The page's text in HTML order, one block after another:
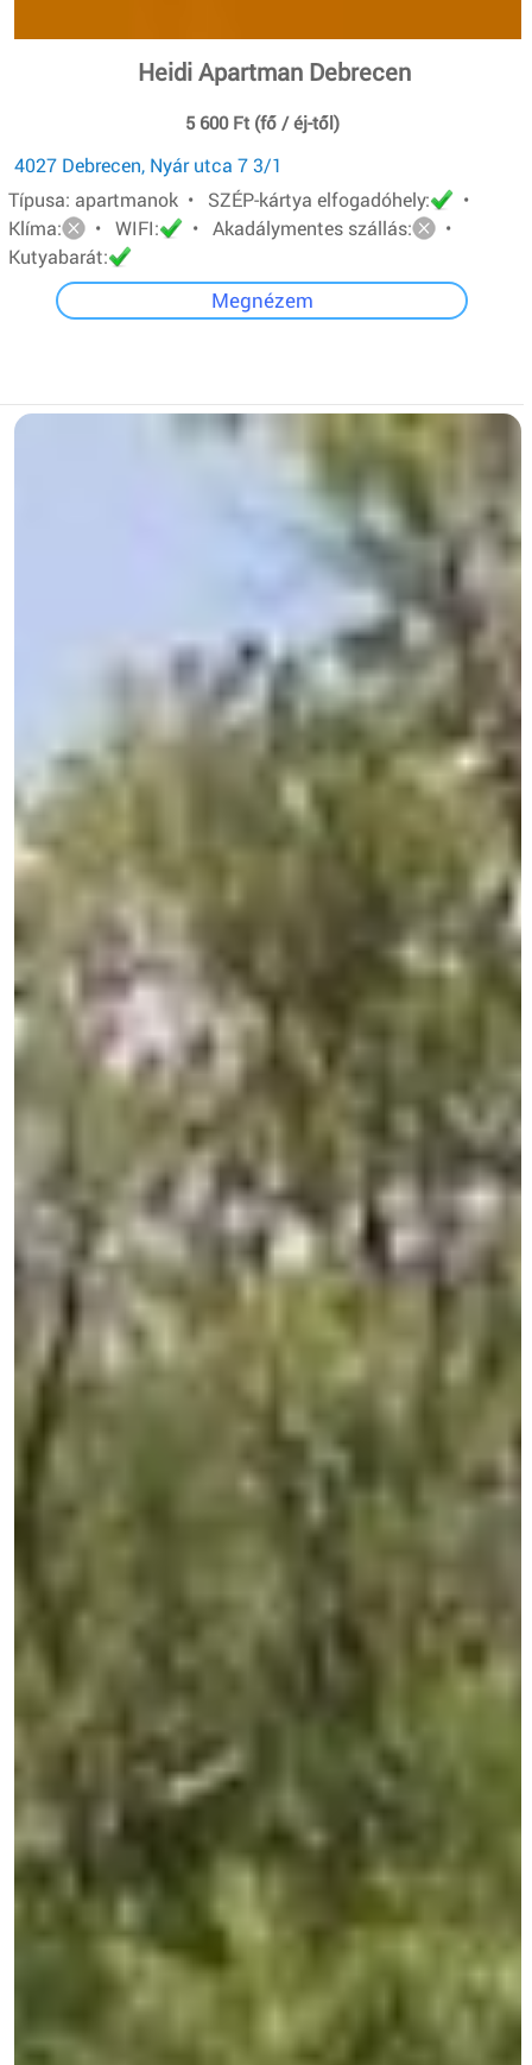
Heidi Apartman Debrecen
5 600 Ft (fő / éj-től)
4027 Debrecen, Nyár utca 7 3/1
Típusa: apartmanok • SZÉP-kártya elfogadóhely:
•
Klíma:
• WIFI: • Akadálymentes szállás:
•
Kutyabarát:
Megnézem